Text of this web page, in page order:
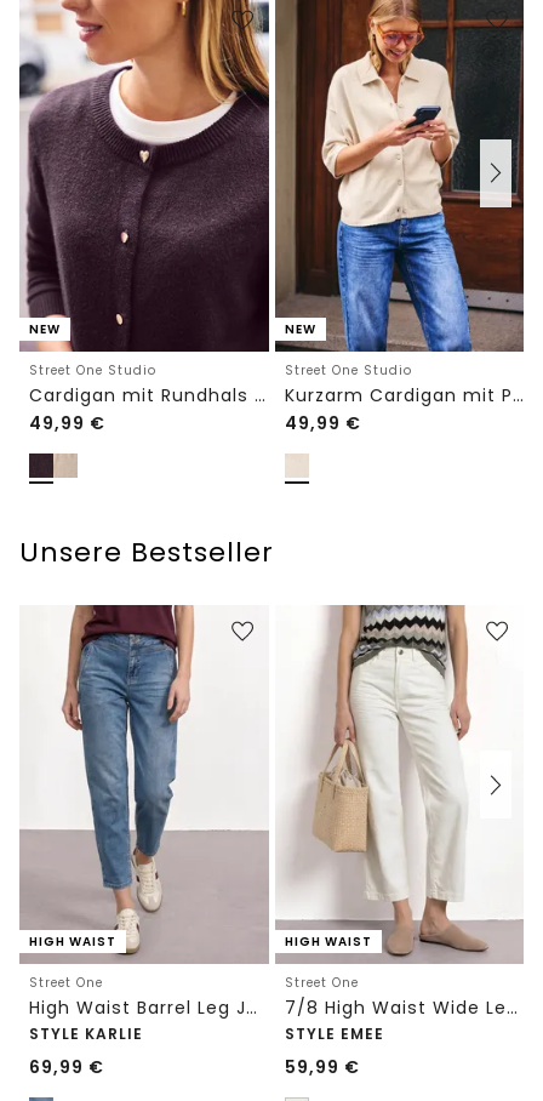
NEW
Street One Studio
Cardigan mit Rundhals und Knöpfen
49,99 €
NEW
Street One Studio
Kurzarm Cardigan mit Polokragen
49,99 €
Unsere Bestseller
HIGH WAIST
Street One
High Waist Barrel Leg Jeans im Loose Fit
STYLE KARLIE
69,99 €
HIGH WAIST
Street One
7/8 High Waist Wide Leg Jeans im Loose Fit
STYLE EMEE
59,99 €